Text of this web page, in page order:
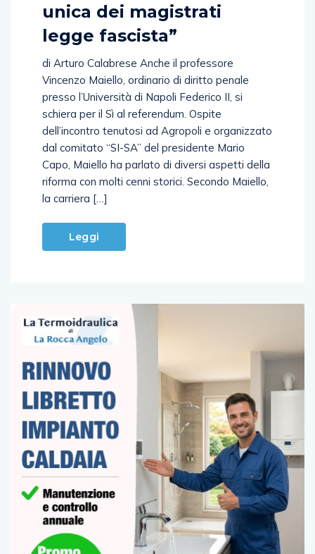
unica dei magistrati
legge fascista”
di Arturo Calabrese Anche il professore
Vincenzo Maiello, ordinario di diritto penale
presso l’Università di Napoli Federico II, si
schiera per il Sì al referendum. Ospite
dell’incontro tenutosi ad Agropoli e organizzato
dal comitato “SI-SA” del presidente Mario
Capo, Maiello ha parlato di diversi aspetti della
riforma con molti cenni storici. Secondo Maiello,
la carriera […]
Leggi